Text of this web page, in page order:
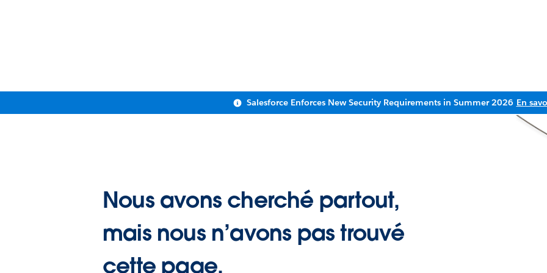
Salesforce Enforces New Security Requirements in Summer 2026 En
Nous avons cherché partout,
mais nous n’avons pas trouvé
cette page.